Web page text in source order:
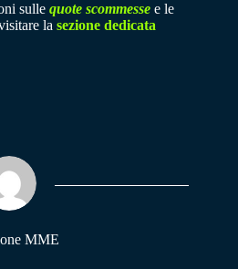
sulle quote scommesse e le
la sezione dedicata
MME